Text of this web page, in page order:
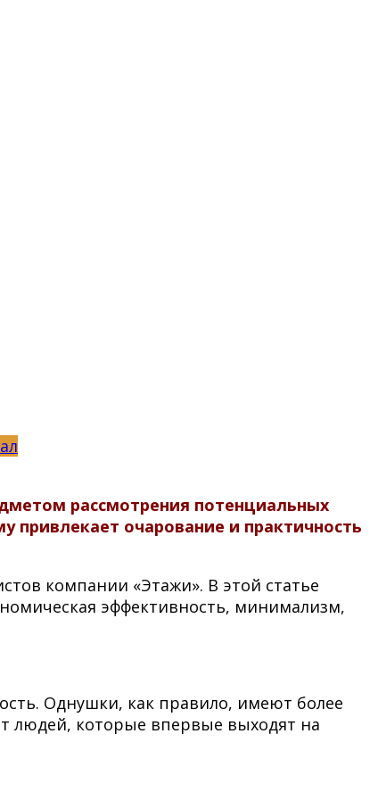
рассмотрения потенциальных
очарование и практичность
компании «Этажи». В этой статье
эффективность, минимализм,
Однушки, как правило, имеют более
людей, которые впервые выходят на